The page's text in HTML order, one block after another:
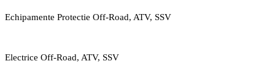
Echipamente Protectie Off-Road, ATV, SSV
Electrice Off-Road, ATV, SSV